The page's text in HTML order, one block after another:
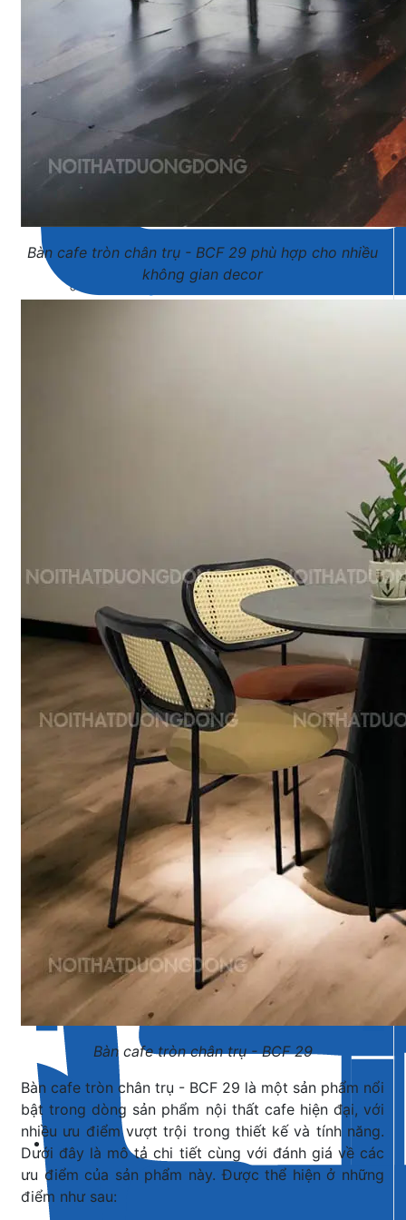
Bàn trà
Bàn cafe tròn chân trụ - BCF 29 phù hợp cho nhiều
không gian decor
Bàn cafe tròn chân trụ - BCF 29
Bàn cafe tròn chân trụ - BCF 29 là một sản phẩm nổi
bật trong dòng sản phẩm nội thất cafe hiện đại, với
nhiều ưu điểm vượt trội trong thiết kế và tính năng.
Dưới đây là mô tả chi tiết cùng với đánh giá về các
ưu điểm của sản phẩm này. Được thể hiện ở những
điểm như sau: